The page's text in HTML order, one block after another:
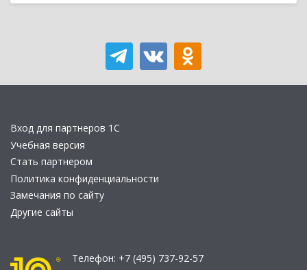
Вход для партнеров 1С
Учебная версия
Стать партнером
Политика конфиденциальности
Замечания по сайту
Другие сайты
Телефон: +7 (495) 737-92-57